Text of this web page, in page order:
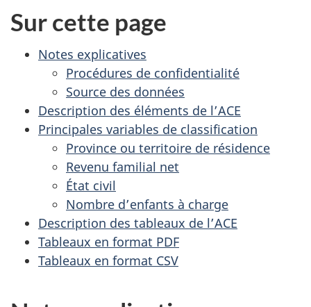
e
n
s
Sur cette page
Notes explicatives
Procédures de confidentialité
Source des données
Description des éléments de l’ACE
Principales variables de classification
Province ou territoire de résidence
Revenu familial net
État civil
Nombre d’enfants à charge
Description des tableaux de l’ACE
Tableaux en format PDF
Tableaux en format CSV